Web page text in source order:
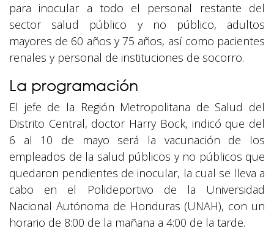
para inocular a todo el personal restante del
sector salud público y no público, adultos
mayores de 60 años y 75 años, así como pacientes
renales y personal de instituciones de socorro.
La programación
El jefe de la Región Metropolitana de Salud del
Distrito Central, doctor Harry Bock, indicó que del
6 al 10 de mayo será la vacunación de los
empleados de la salud públicos y no públicos que
quedaron pendientes de inocular, la cual se lleva a
cabo en el Polideportivo de la Universidad
Nacional Autónoma de Honduras (UNAH), con un
horario de 8:00 de la mañana a 4:00 de la tarde.